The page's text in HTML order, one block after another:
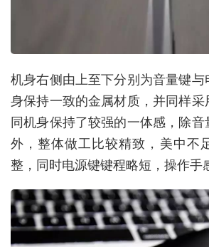
机身右侧由上至下分别为音量键
身保持一致的金属材质，并同样采
同机身保持了较强的一体感，除
外，整体做工比较精致，美中不
整，同时电源键键程略短，操作手